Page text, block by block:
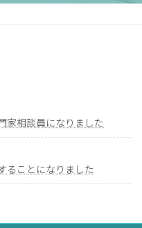
家相談員になりました
ることになりました